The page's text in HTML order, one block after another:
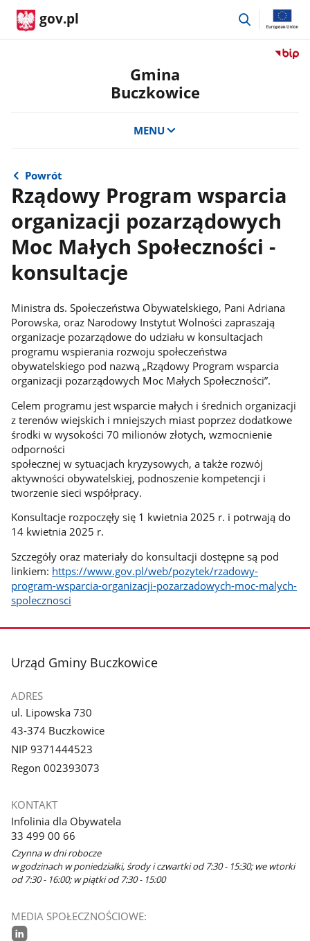
gov.pl
przejdź
Przejdź
Gmina
Buczkowice
MENU
Powrót
Rządowy Program wsparcia
organizacji pozarządowych
Moc Małych Społeczności -
konsultacje
Ministra ds. Społeczeństwa Obywatelskiego, Pani Adriana
Porowska, oraz Narodowy Instytut Wolności zapraszają
organizacje pozarządowe do udziału w konsultacjach
programu wspierania rozwoju społeczeństwa
obywatelskiego pod nazwą „Rządowy Program wsparcia
organizacji pozarządowych Moc Małych Społeczności”.
Celem programu jest wsparcie małych i średnich organizacji
z terenów wiejskich i mniejszych miast poprzez dodatkowe
środki w wysokości 70 milionów złotych, wzmocnienie
odporności
społecznej w sytuacjach kryzysowych, a także rozwój
aktywności obywatelskiej, podnoszenie kompetencji i
tworzenie sieci współpracy.
Konsultacje rozpoczęły się 1 kwietnia 2025 r. i potrwają do
14 kwietnia 2025 r.
Szczegóły oraz materiały do konsultacji dostępne są pod
linkiem: https://www.gov.pl/web/pozytek/rzadowy-
program-wsparcia-organizacji-pozarzadowych-moc-malych-
spolecznosci
stopka
Urząd Gminy Buczkowice
ADRES
ul. Lipowska 730
43-374 Buczkowice
NIP 9371444523
Regon 002393073
KONTAKT
Infolinia dla Obywatela
33 499 00 66
Czynna w dni robocze
w godzinach w poniedziałki, środy i czwartki od 7:30 - 15:30; we wtorki
od 7:30 - 16:00; w piątki od 7:30 - 15:00
MEDIA SPOŁECZNOŚCIOWE: